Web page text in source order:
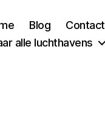
Blog
Contact
alle luchthavens